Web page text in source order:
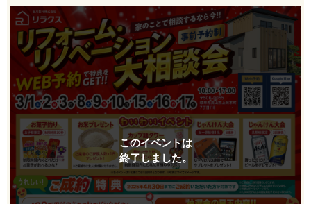
このイベントは
終了しました。